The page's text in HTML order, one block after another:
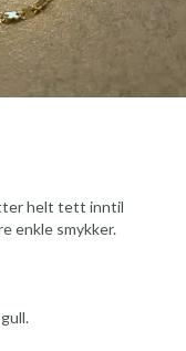
helt tett inntil
enkle smykker.